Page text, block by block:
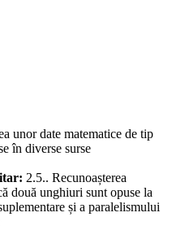
unor date matematice de tip
în diverse surse
2.5.. Recunoașterea
două unghiuri sunt opuse la
și a paralelismului